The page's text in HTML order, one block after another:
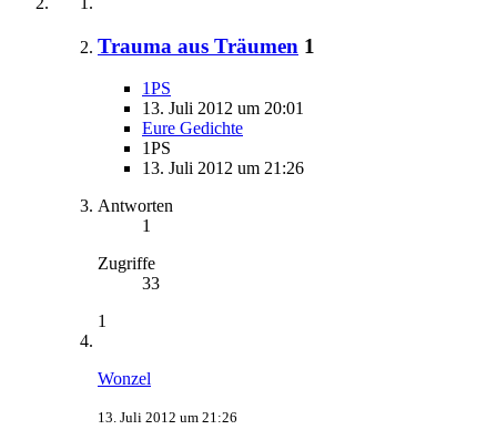
Trauma aus Träumen 1
1PS
13. Juli 2012 um 20:01
Eure Gedichte
1PS
13. Juli 2012 um 21:26
Antworten
1
Zugriffe
33
1
Wonzel
13. Juli 2012 um 21:26